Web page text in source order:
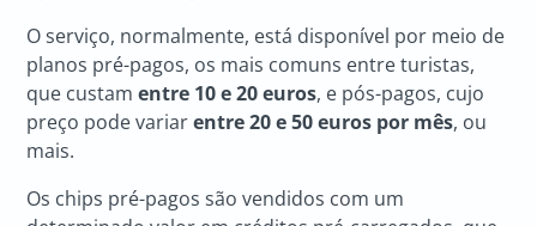
O serviço, normalmente, está disponível por meio de
planos pré-pagos, os mais comuns entre turistas,
que custamentre 10 e 20 euros, e pós-pagos, cujo
preço pode variarentre 20 e 50 euros por mês, ou
mais.
Os chips pré-pagos são vendidos com um